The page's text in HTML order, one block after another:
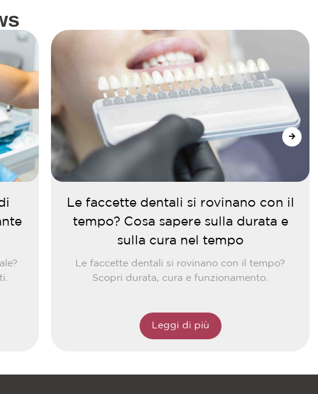
Le faccette dentali si rovinano con il
tempo? Cosa sapere sulla durata e
sulla cura nel tempo
Le faccette dentali si rovinano con il tempo?
Scopri durata, cura e funzionamento.
Leggi di più